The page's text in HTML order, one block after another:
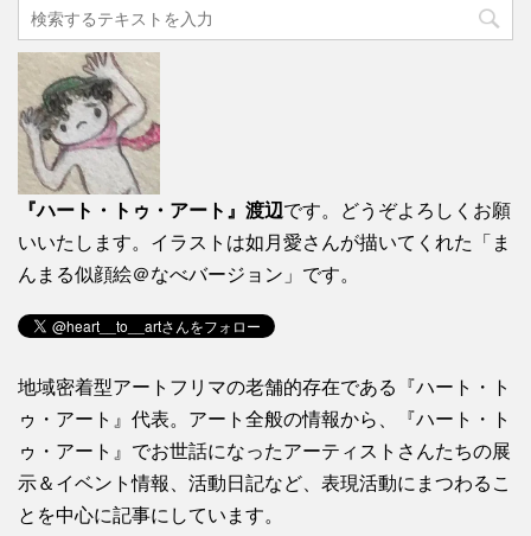
『ハート・トゥ・アート』渡辺です。どうぞよろしくお願
いいたします。イラストは如月愛さんが描いてくれた「ま
んまる似顔絵＠なべバージョン」です。
地域密着型アートフリマの老舗的存在である『ハート・ト
ゥ・アート』代表。アート全般の情報から、『ハート・ト
ゥ・アート』でお世話になったアーティストさんたちの展
示＆イベント情報、活動日記など、表現活動にまつわるこ
とを中心に記事にしています。